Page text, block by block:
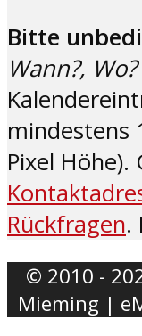
Bitte
Wann?, Wo?
mindestens
Pixel
Rückfragen.
© 2010 -
Mieming |